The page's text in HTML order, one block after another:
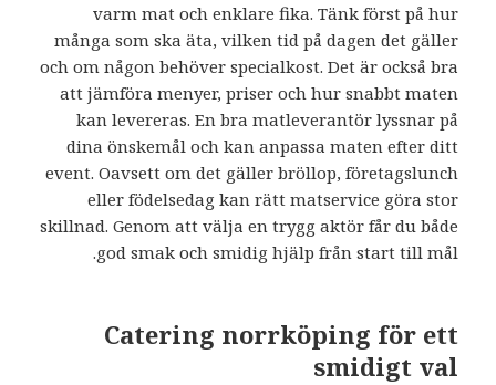
varm mat och enklare fika. Tänk först på hur
många som ska äta, vilken tid på dagen det gäller
och om någon behöver specialkost. Det är också bra
att jämföra menyer, priser och hur snabbt maten
kan levereras. En bra matleverantör lyssnar på
dina önskemål och kan anpassa maten efter ditt
event. Oavsett om det gäller bröllop, företagslunch
eller födelsedag kan rätt matservice göra stor
skillnad. Genom att välja en trygg aktör får du både
god smak och smidig hjälp från start till mål.
Catering norrköping för ett
smidigt val